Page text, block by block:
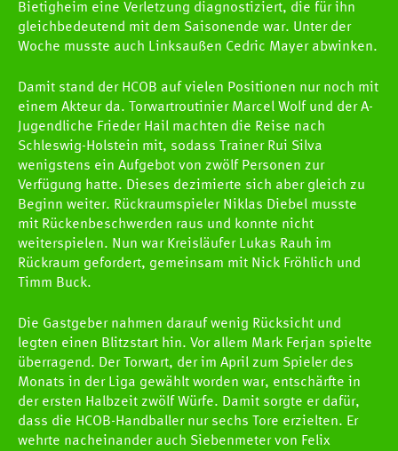
Bietigheim eine Verletzung diagnostiziert, die für ihn
gleichbedeutend mit dem Saisonende war. Unter der
Woche musste auch Linksaußen Cedric Mayer abwinken.
Damit stand der HCOB auf vielen Positionen nur noch mit
einem Akteur da. Torwartroutinier Marcel Wolf und der A-
Jugendliche Frieder Hail machten die Reise nach
Schleswig-Holstein mit, sodass Trainer Rui Silva
wenigstens ein Aufgebot von zwölf Personen zur
Verfügung hatte. Dieses dezimierte sich aber gleich zu
Beginn weiter. Rückraumspieler Niklas Diebel musste
mit Rückenbeschwerden raus und konnte nicht
weiterspielen. Nun war Kreisläufer Lukas Rauh im
Rückraum gefordert, gemeinsam mit Nick Fröhlich und
Timm Buck.
Die Gastgeber nahmen darauf wenig Rücksicht und
legten einen Blitzstart hin. Vor allem Mark Ferjan spielte
überragend. Der Torwart, der im April zum Spieler des
Monats in der Liga gewählt worden war, entschärfte in
der ersten Halbzeit zwölf Würfe. Damit sorgte er dafür,
dass die HCOB-Handballer nur sechs Tore erzielten. Er
wehrte nacheinander auch Siebenmeter von Felix